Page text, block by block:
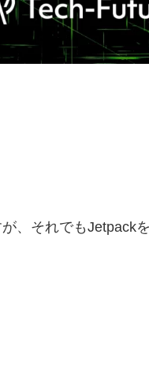
、それでもJetpack